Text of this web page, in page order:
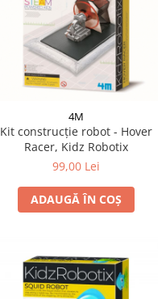
4M
Kit construcție robot - Hover
Racer, Kidz Robotix
99,00 Lei
ADAUGĂ ÎN COȘ